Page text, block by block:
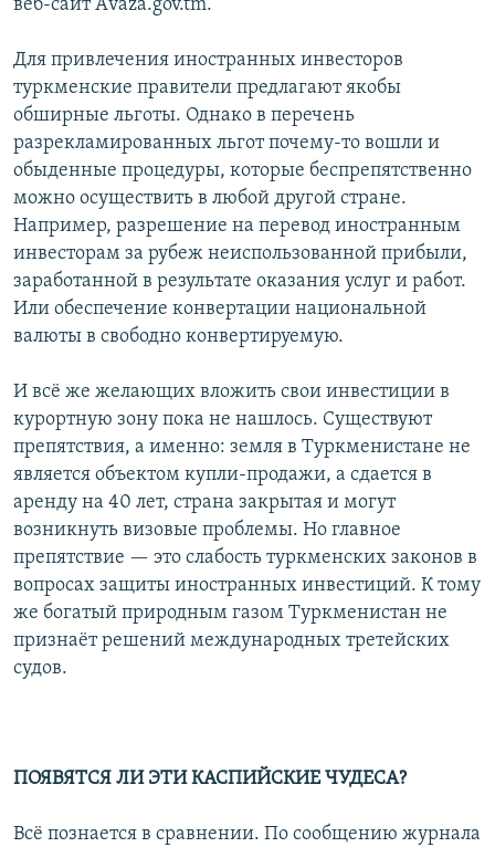
веб-сайт Аvaza.gov.tm.
Для привлечения иностранных инвесторов
туркменские правители предлагают якобы
обширные льготы. Однако в перечень
разрекламированных льгот почему-то вошли и
обыденные процедуры, которые беспрепятственно
можно осуществить в любой другой стране.
Например, разрешение на перевод иностранным
инвесторам за рубеж неиспользованной прибыли,
заработанной в результате оказания услуг и работ.
Или обеспечение конвертации национальной
валюты в свободно конвертируемую.
И всё же желающих вложить свои инвестиции в
курортную зону пока не нашлось. Существуют
препятствия, а именно: земля в Туркменистане не
является объектом купли-продажи, а сдается в
аренду на 40 лет, страна закрытая и могут
возникнуть визовые проблемы. Но главное
препятствие — это слабость туркменских законов в
вопросах защиты иностранных инвестиций. К тому
же богатый природным газом Туркменистан не
признаёт решений международных третейских
судов.
ПОЯВЯТСЯ ЛИ ЭТИ КАСПИЙСКИЕ ЧУДЕСА?
Всё познается в сравнении. По сообщению журнала